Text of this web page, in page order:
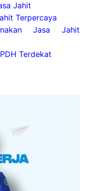
Jahit
Terpercaya
Jasa Jahit
Terdekat